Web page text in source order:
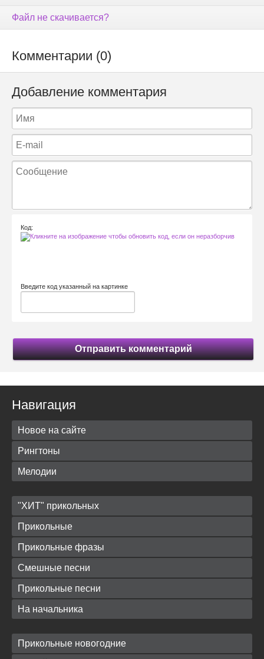
Файл не скачивается?
Комментарии (0)
Добавление комментария
Код:
Введите код указанный на картинке
Отправить комментарий
Навигация
Новое на сайте
Рингтоны
Мелодии
"ХИТ" прикольных
Прикольные
Прикольные фразы
Смешные песни
Прикольные песни
На начальника
Прикольные новогодние